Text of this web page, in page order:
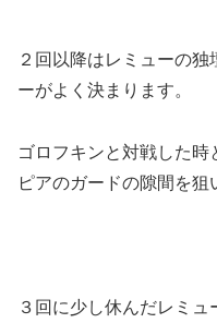
２回以降はレミューの
ーがよく決まります。
ゴロフキンと対戦した
ピアのガードの隙間を狙
３回に少し休んだレミュ